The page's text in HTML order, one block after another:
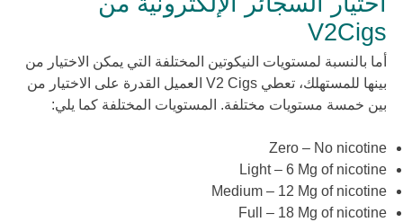
V2Cigs
أما بالنسبة لمستويات النيكوتين المختلفة التي يمكن الاختيار من
بينها للمستهلك، تعطي V2 Cigs العميل القدرة على الاختيار من
بين خمسة مستويات مختلفة. المستويات المختلفة كما يلي:
Zero – No nicotine
Light – 6 Mg of nicotine
Medium – 12 Mg of nicotine
Full – 18 Mg of nicotine